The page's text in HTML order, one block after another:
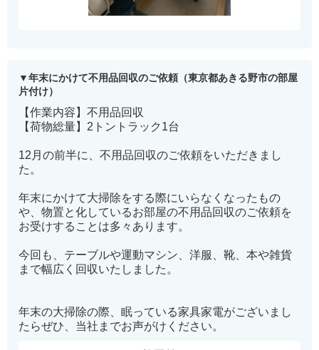
年末にかけて不用品回収のご依頼（東京都あきる野市の部屋
片付け）
【作業内容】不用品回収
【荷物総量】2トントラック1台
12月の前半に、不用品回収のご依頼をいただきまし
た。
年末にかけて大掃除をする際にいらなくなったもの
や、物置と化しているお部屋の不用品回収のご依頼を
お受けすることは多々あります。
今回も、テーブルや運動マシン、洋服、靴、本や雑貨
まで幅広く回収いたしました。
年末の大掃除の際、眠っている家具家電がございまし
たらぜひ、当社までお声がけください。